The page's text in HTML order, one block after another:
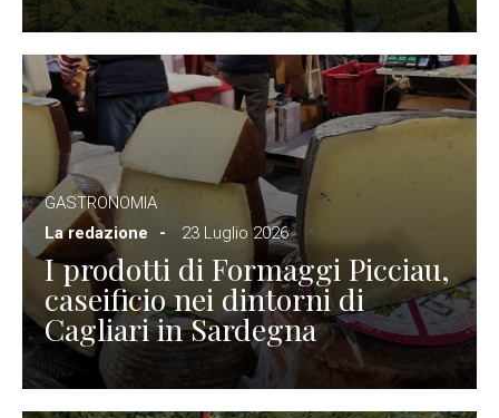
GASTRONOMIA
La redazione
23 Luglio 2026
I prodotti di Formaggi Picciau,
caseificio nei dintorni di
Cagliari in Sardegna